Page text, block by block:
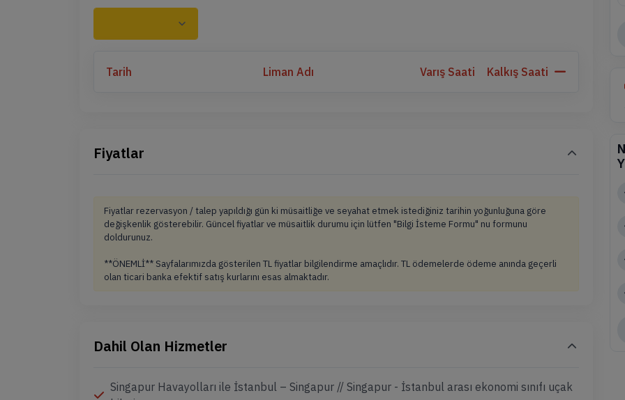
Tarih Liman Adı Varış Saati Kalkış Saati
Fiyatlar
Fiyatlar rezervasyon / talep yapıldığı gün ki müsaitliğe ve seyahat etmek istediğiniz tarihin yoğunluğuna göre
değişkenlik gösterebilir. Güncel fiyatlar ve müsaitlik durumu için lütfen "Bilgi İsteme Formu" nu formunu
doldurunuz.
**ÖNEMLİ** Sayfalarımızda gösterilen TL fiyatlar bilgilendirme amaçlıdır. TL ödemelerde ödeme anında geçerli
olan ticari banka efektif satış kurlarını esas almaktadır.
Dahil Olan Hizmetler
Singapur Havayolları ile İstanbul – Singapur // Singapur - İstanbul arası ekonomi sınıfı uçak